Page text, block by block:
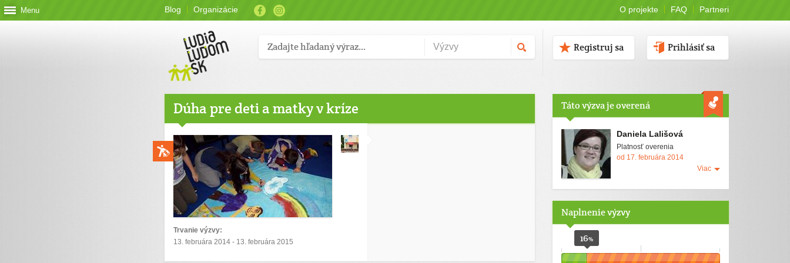
Menu Blog Organizácie O projekte FAQ Partneri
Prihlásiť sa
Registruj sa
Dúha pre deti a matky v kríze
Trvanie výzvy:
13. februára 2014 - 13. februára 2015
Táto výzva je overená
Daniela Lališová
Platnosť overenia
od 17. februára 2014
Viac
Naplnenie výzvy
16%